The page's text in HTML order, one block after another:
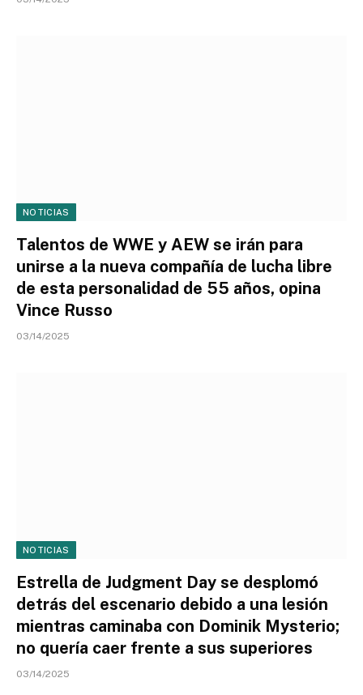
NOTICIAS
Talentos de WWE y AEW se irán para
unirse a la nueva compañía de lucha libre
de esta personalidad de 55 años, opina
Vince Russo
03/14/2025
NOTICIAS
Estrella de Judgment Day se desplomó
detrás del escenario debido a una lesión
mientras caminaba con Dominik Mysterio;
no quería caer frente a sus superiores
03/14/2025